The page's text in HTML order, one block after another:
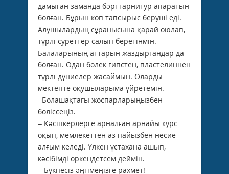
дамыған заманда бәрі гарнитур апаратын
болған. Бұрын көп тапсырыс беруші еді.
Алушылардың сұранысына қарай оюлап,
түрлі суреттер салып беретінмін.
Балаларының аттарын жаздырғандар да
болған. Одан бөлек гипстен, пластелиннен
түрлі дүниелер жасаймын. Оларды
мектепте оқушыларыма үйретемін.
–Болашақтағы жоспарларыңыз­бен
бөліссеңіз.
– Кәсіпкерлерге арналған арнайы курс
оқып, мемлекеттен аз пайызбен несие
алғым келеді. Үлкен ұстахана ашып,
кәсібімді өркендетсем деймін.
– Бүкпесіз әңгімеңізге рахмет!